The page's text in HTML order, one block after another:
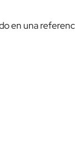
en una